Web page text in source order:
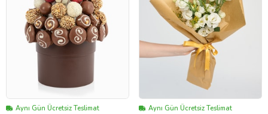
Aynı Gün Ücretsiz Teslimat Aynı Gün Ücretsiz Teslimat